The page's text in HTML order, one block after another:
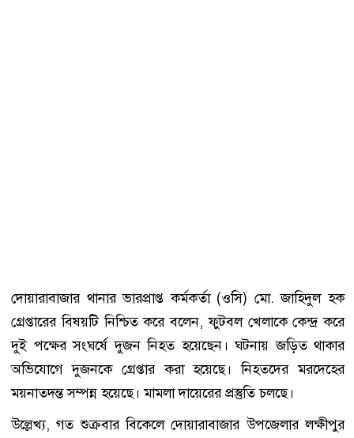
দোয়ারাবাজার থানার ভারপ্রাপ্ত কর্মকর্তা (ওসি) মো. জাহিদুল হক
গ্রেপ্তারের বিষয়টি নিশ্চিত করে বলেন, ফুটবল খেলাকে কেন্দ্র করে
দুই পক্ষের সংঘর্ষে দুজন নিহত হয়েছেন। ঘটনায় জড়িত থাকার
অভিযোগে দুজনকে গ্রেপ্তার করা হয়েছে। নিহতদের মরদেহের
ময়নাতদন্ত সম্পন্ন হয়েছে। মামলা দায়েরের প্রস্তুতি চলছে।
উল্লেখ্য, গত শুক্রবার বিকেলে দোয়ারাবাজার উপজেলার লক্ষীপুর